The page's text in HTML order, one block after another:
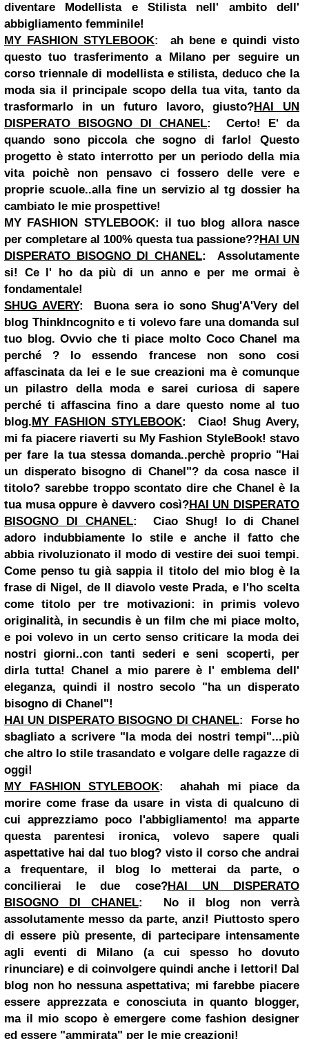
diventare Modellista e Stilista nell' ambito dell'
abbigliamento femminile!
MY FASHION STYLEBOOK: ah bene e quindi visto
questo tuo trasferimento a Milanoper seguire un
corso triennale di modellista e stilista, deduco che la
moda sia il principale scopo della tua vita, tanto da
trasformarlo in un futuro lavoro, giusto?HAI UN
DISPERATO BISOGNO DI CHANEL: Certo! E' da
quando sono piccola che sogno di farlo! Questo
progetto è stato interrotto per un periodo della mia
vita poichè non pensavo ci fossero delle vere e
proprie scuole..alla fine un servizio al tg dossier ha
cambiato le mie prospettive!
MY FASHION STYLEBOOK: il tuo blog allora nasce
per completare al 100% questa tua passione??HAI UN
DISPERATO BISOGNO DI CHANEL:Assolutamente
si! Ce l' ho da più di un anno e per me ormai è
fondamentale!
SHUG AVERY: Buona sera io sono Shug'A'Very del
blog ThinkIncognito e ti volevo fare una domanda sul
tuo blog. Ovvio che ti piace molto Coco Chanel ma
perché ? Io essendo francese non sono cosi
affascinata da lei e le sue creazioni ma è comunque
un pilastro della moda e sarei curiosa di sapere
perché ti affascina fino a dare questo nome al tuo
blog.MY FASHION STYLEBOOK: Ciao! Shug Avery,
mi fa piacere riaverti su My Fashion StyleBook! stavo
per fare la tua stessa domanda..perchè proprio "Hai
un disperato bisogno di Chanel"? da cosa nasce il
titolo? sarebbe troppo scontato dire che Chanel è la
tua musa oppure è davvero così?HAI UN DISPERATO
BISOGNO DI CHANEL: Ciao Shug! Io di Chanel
adoro indubbiamente lo stile e anche il fattoche
abbia rivoluzionato il modo di vestire dei suoi tempi.
Come penso tu già sappia il titolo del mio blog è la
frase di Nigel, de Il diavolo veste Prada, e l'ho scelta
come titolo per tre motivazioni: in primis volevo
originalità, in secundis è un film che mi piace molto,
e poi volevo in un certo senso criticare la moda dei
nostri giorni..con tanti sederi e seni scoperti, per
dirla tutta! Chanel a mio parere è l' emblema dell'
eleganza, quindi il nostro secolo "ha un disperato
bisogno di Chanel"!
HAI UN DISPERATO BISOGNO DI CHANEL: Forse ho
sbagliato a scrivere "la moda dei nostri tempi"...più
che altro lo stile trasandato e volgare delle ragazze di
oggi!
MY FASHION STYLEBOOK: ahahah mi piace da
morire come frase da usare in vista di qualcuno di
cui apprezziamo poco l'abbigliamento! ma apparte
questa parentesi ironica, volevo sapere quali
aspettative hai dal tuo blog? visto il corso che andrai
a frequentare, il blog lo metterai da parte, o
concilierai le due cose?HAI UN DISPERATO
BISOGNO DI CHANEL: No il blog non verrà
assolutamente messo da parte, anzi! Piuttosto spero
di essere più presente, di partecipare intensamente
agli eventi di Milano (a cui spesso ho dovuto
rinunciare) e di coinvolgere quindi anche i lettori! Dal
blog non ho nessuna aspettativa; mi farebbe piacere
essere apprezzata e conosciuta in quanto blogger,
ma il mio scopo è emergere come fashion designer
ed essere "ammirata" per le mie creazioni!